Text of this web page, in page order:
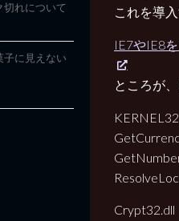
これを導
IE7やIE8
ところが
Crypt32.dll
切れについて
子に見えない